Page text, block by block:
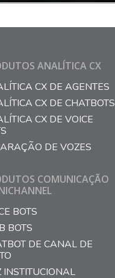
ANALÍTICA CX
CX DE AGENTES
CX DE CHATBOTS
CX DE VOICE
DE VOZES
COMUNICAÇÃO
BOTS
BOTS
DE CANAL DE
INSTITUCIONAL